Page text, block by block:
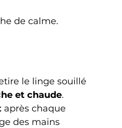
de calme.
le linge souillé
et chaude.
après chaque
des mains